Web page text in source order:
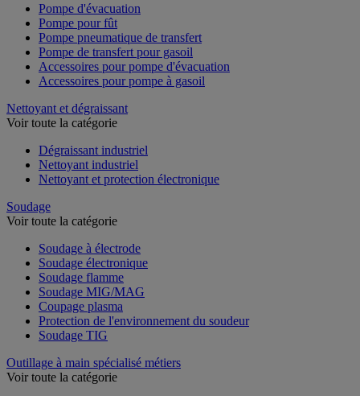
Pompe d'évacuation
Pompe pour fût
Pompe pneumatique de transfert
Pompe de transfert pour gasoil
Accessoires pour pompe d'évacuation
Accessoires pour pompe à gasoil
Nettoyant et dégraissant
Voir toute la catégorie
Dégraissant industriel
Nettoyant industriel
Nettoyant et protection électronique
Soudage
Voir toute la catégorie
Soudage à électrode
Soudage électronique
Soudage flamme
Soudage MIG/MAG
Coupage plasma
Protection de l'environnement du soudeur
Soudage TIG
Outillage à main spécialisé métiers
Voir toute la catégorie